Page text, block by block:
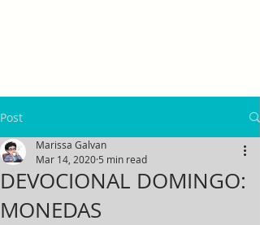
Post
DEVOCIONAL DOMINGO:
MONEDAS
Marissa Galvan
Mar 14, 2020 5 min read